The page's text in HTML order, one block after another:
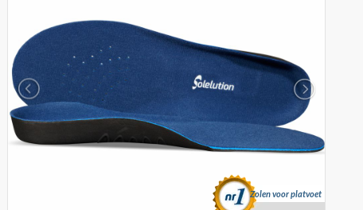
Zolen voor platvoet